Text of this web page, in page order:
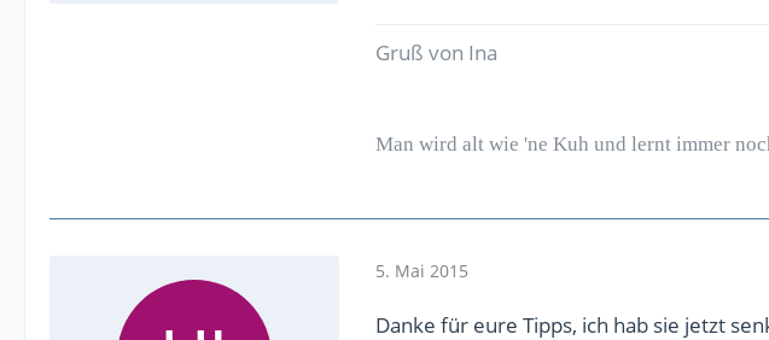
Gruß von Ina
Man wird alt wie 'ne Kuh und lernt immer
5. Mai 2015
Danke für eure Tipps, ich hab sie jetzt